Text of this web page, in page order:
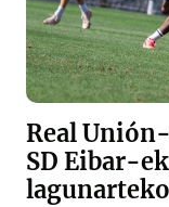
Real
SD Eibar-